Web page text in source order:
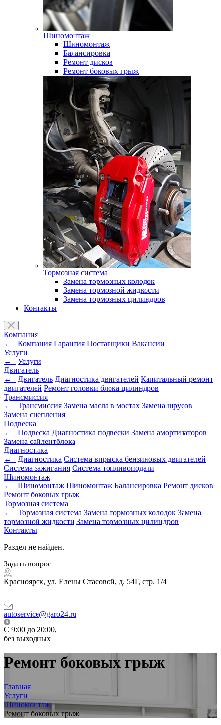
Шиномонтаж
Шиномонтаж
Балансировка
Ремонт дисков
Ремонт боковых грыж
Тормозная система
Замена тормозных колодок
Замена тормозной жидкости
Замена тормозных цилиндров
Контакты
Компания
←
Компания Гарантия Поставщики Вакансии
Услуги
←
Услуги
Двигатель
←
Двигатель Диагностика двигателей Капитальный ремонт
двигателей Ремонт головки блока цилиндров
Трансмиссия
←
Трансмиссия Замена масла в мостах Замена шрусов
Замена сцепления
Подвеска
←
Подвеска Диагностика подвески Замена амортизаторов
Замена сайлентблока
Диагностика
←
Диагностика Система впрыска бензиновых двигателей
Система зажигания Система топливоподачи
Шиномонтаж
←
Шиномонтаж Шиномонтаж Балансировка Ремонт дисков
Ремонт боковых грыж
Тормозная система
←
Тормозная система Замена тормозных колодок Замена
тормозной жидкости Замена тормозных цилиндров
Контакты
Раздел не найден.
Задать вопрос
Красноярск, ул. Елены Стасовой, д. 54Г, стр. 1/4
autoservice@garo24.ru
C 9:00 до 20:00,
без выходных
Ремонт боковых грыж
Главная
Услуги
Шиномонтаж
Ремонт боковых грыж